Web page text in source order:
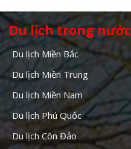
Du lịch trong nước
Du lịch Miền Bắc
Du lịch Miền Trung
Du lịch Miền Nam
Du lịch Phú Quốc
Du lịch Côn Đảo